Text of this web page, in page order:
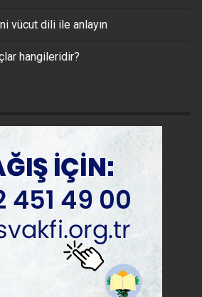
vücut dili ile anlayın
hangileridir?